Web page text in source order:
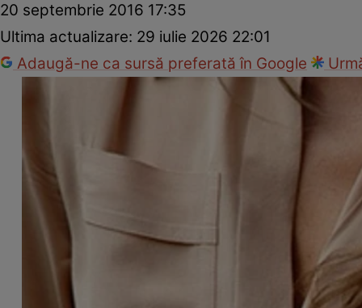
20 septembrie 2016 17:35
Ultima actualizare: 29 iulie 2026 22:01
Adaugă-ne ca sursă preferată în Google